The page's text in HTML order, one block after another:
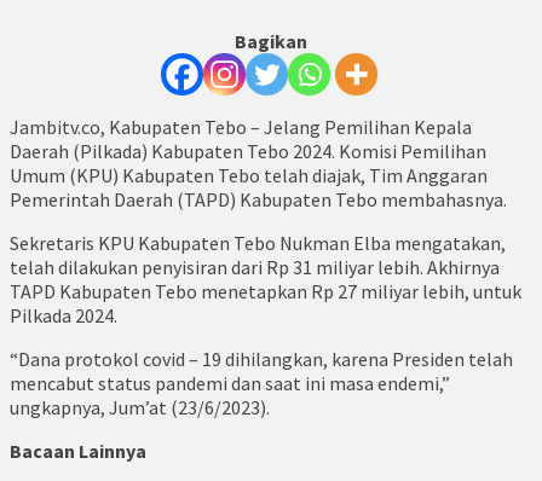
Bagikan
Jambitv.co, Kabupaten Tebo – Jelang Pemilihan Kepala
Daerah (Pilkada) Kabupaten Tebo 2024. Komisi Pemilihan
Umum (KPU) Kabupaten Tebo telah diajak, Tim Anggaran
Pemerintah Daerah (TAPD) Kabupaten Tebo membahasnya.
Sekretaris KPU Kabupaten Tebo Nukman Elba mengatakan,
telah dilakukan penyisiran dari Rp 31 miliyar lebih. Akhirnya
TAPD Kabupaten Tebo menetapkan Rp 27 miliyar lebih, untuk
Pilkada 2024.
“Dana protokol covid – 19 dihilangkan, karena Presiden telah
mencabut status pandemi dan saat ini masa endemi,”
ungkapnya, Jum’at (23/6/2023).
Bacaan Lainnya